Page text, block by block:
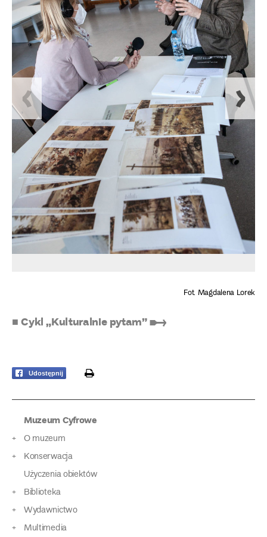
Fot. Magdalena Lorek
■ Cykl „Kulturalnie pytam” ➸
Udostępnij print
Muzeum Cyfrowe
O muzeum
Konserwacja
Użyczenia obiektów
Biblioteka
Wydawnictwo
Multimedia